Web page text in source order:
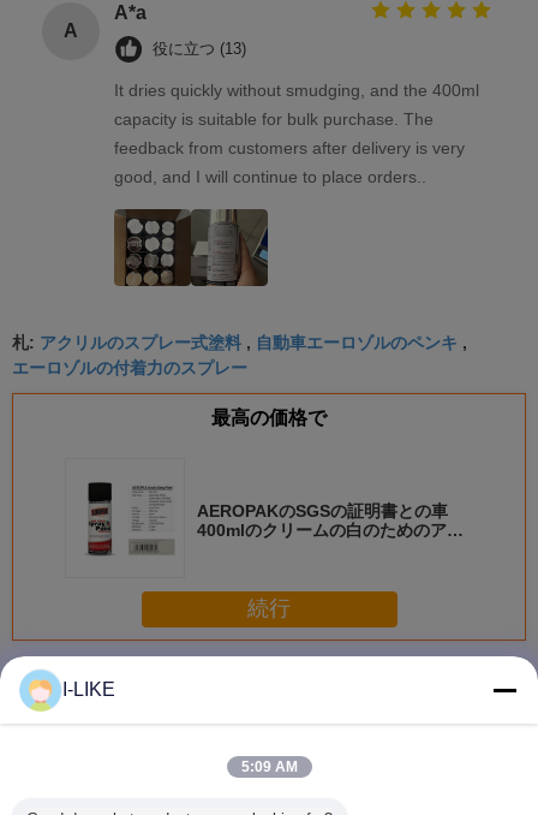
A
A*a
役に立つ (13)
It dries quickly without smudging, and the 400ml
capacity is suitable for bulk purchase. The
feedback from customers after delivery is very
good, and I will continue to place orders..
札: アクリルのスプレー式塗料 , 自動車エーロゾルのペンキ ,
エーロゾルの付着力のスプレー
最高の価格で
AEROPAKのSGSの証明書との車
400mlのクリームの白のためのアク
続行
多くスプレーのペンキ
衝撃耐性 快速乾燥 防水 2k エアゾー
I-LIKE
5:09 AM